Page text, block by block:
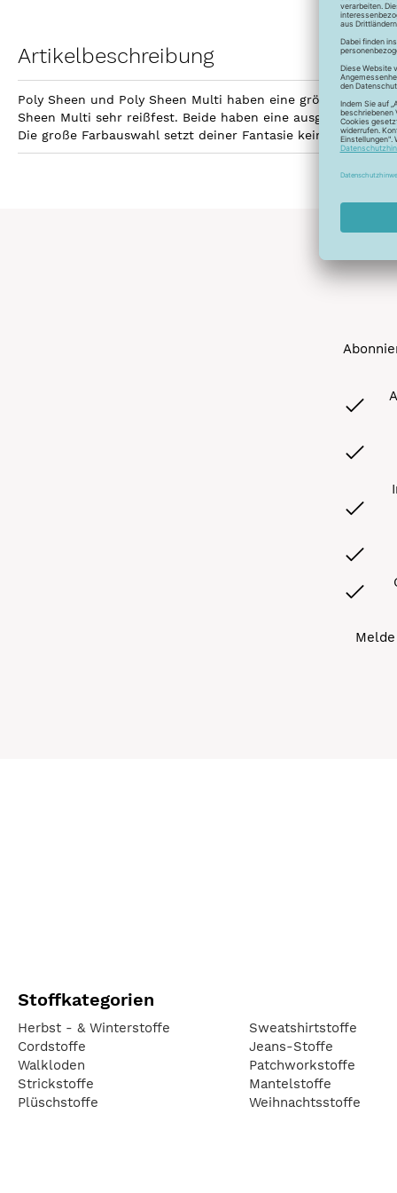
Artikelbeschreibung
Poly Sheen und Poly Sheen Multi haben eine größere
Sheen Multi sehr reißfest. Beide haben eine
Die große Farbauswahl setzt deiner Fantasie keine Grenzen
Stoffkategorien
Herbst - & Winterstoffe
Cordstoffe
Walkloden
Strickstoffe
Plüschstoffe
Sweatshirtstoffe
Jeans-Stoffe
Patchworkstoffe
Mantelstoffe
Weihnachtsstoffe